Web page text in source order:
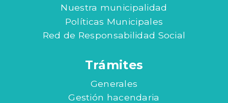
Nuestra municipalidad
Políticas Municipales
Red de Responsabilidad Social
Trámites
Generales
Gestión hacendaria